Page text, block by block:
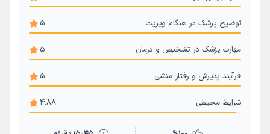
توضیح پزشک در هنگام ویزیت 5
مهارت پزشک در تشخیص و درمان 5
فرآیند پذیرش و رفتار منشی 5
شرایط محیطی 4.88